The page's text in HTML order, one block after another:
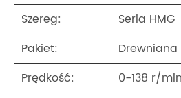
Szereg:
Seria HMG
Pakiet:
Prędkość:
0-138 r/min